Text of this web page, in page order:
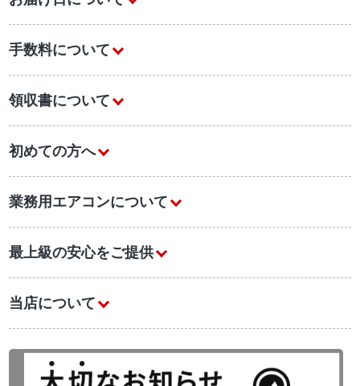
手数料について
領収書について
初めての方へ
業務用エアコンについて
最上級の安心をご提供
当店について